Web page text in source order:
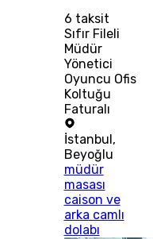
6 taksit
Sıfır Fileli
Müdür
Yönetici
Oyuncu Ofis
Koltuğu
Faturalı
İstanbul ,
Beyoğlu
müdür
masası
caison ve
arka camlı
dolabı